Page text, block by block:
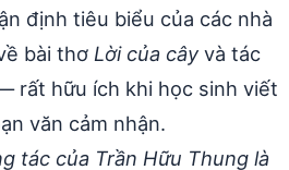
định tiêu biểu của các nhà
bài thơ Lời của câyvà tác
rất hữu ích khi học sinh viết
văn cảm nhận.
tác của Trần Hữu Thung là